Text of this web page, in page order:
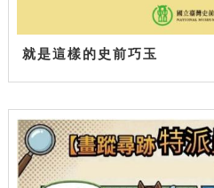
就是這樣的史前巧玉